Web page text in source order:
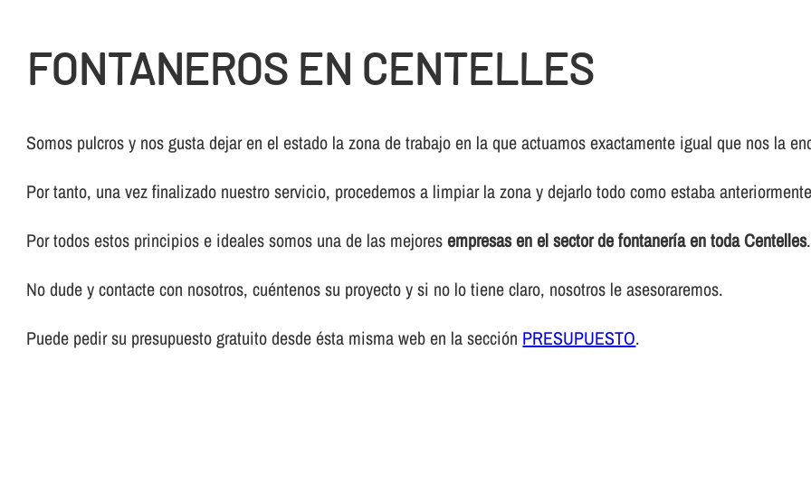
FONTANEROS EN CENTELLES
Somos pulcros y nos gusta dejar en el estado la zona de trabajo en la que actuamos exactamente igual que nos la
Por tanto, una vez finalizado nuestro servicio, procedemos a limpiar la zona y dejarlo todo como estaba
Por todos estos principios e ideales somos una de las mejoresempresas en el sector de fontanerí­a en toda Centelles.
No dude y contacte con nosotros, cuéntenos su proyecto y si no lo tiene claro, nosotros le asesoraremos.
Puede pedir su presupuesto gratuito desde ésta misma web en la sección PRESUPUESTO.